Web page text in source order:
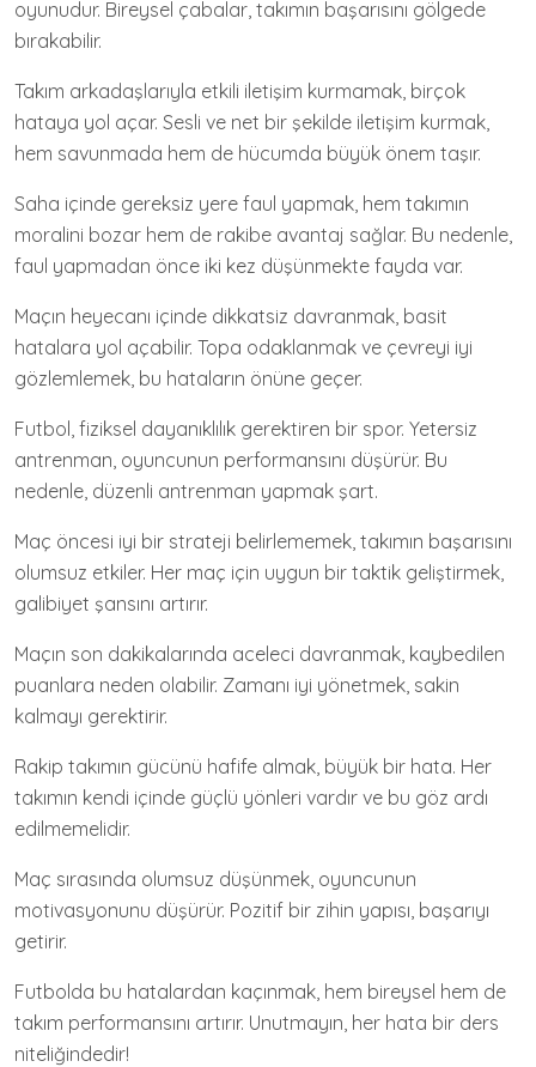
oyunudur. Bireysel çabalar, takımın başarısını gölgede
bırakabilir.
Takım arkadaşlarıyla etkili iletişim kurmamak, birçok
hataya yol açar. Sesli ve net bir şekilde iletişim kurmak,
hem savunmada hem de hücumda büyük önem taşır.
Saha içinde gereksiz yere faul yapmak, hem takımın
moralini bozar hem de rakibe avantaj sağlar. Bu nedenle,
faul yapmadan önce iki kez düşünmekte fayda var.
Maçın heyecanı içinde dikkatsiz davranmak, basit
hatalara yol açabilir. Topa odaklanmak ve çevreyi iyi
gözlemlemek, bu hataların önüne geçer.
Futbol, fiziksel dayanıklılık gerektiren bir spor. Yetersiz
antrenman, oyuncunun performansını düşürür. Bu
nedenle, düzenli antrenman yapmak şart.
Maç öncesi iyi bir strateji belirlememek, takımın başarısını
olumsuz etkiler. Her maç için uygun bir taktik geliştirmek,
galibiyet şansını artırır.
Maçın son dakikalarında aceleci davranmak, kaybedilen
puanlara neden olabilir. Zamanı iyi yönetmek, sakin
kalmayı gerektirir.
Rakip takımın gücünü hafife almak, büyük bir hata. Her
takımın kendi içinde güçlü yönleri vardır ve bu göz ardı
edilmemelidir.
Maç sırasında olumsuz düşünmek, oyuncunun
motivasyonunu düşürür. Pozitif bir zihin yapısı, başarıyı
getirir.
Futbolda bu hatalardan kaçınmak, hem bireysel hem de
takım performansını artırır. Unutmayın, her hata bir ders
niteliğindedir!